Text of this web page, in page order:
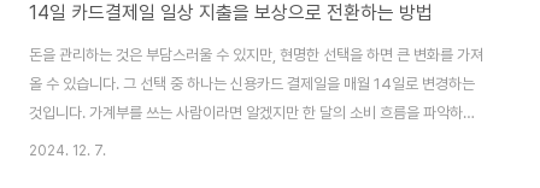
14일 카드결제일 일상 지출을 보상으로 전환하는 방법
돈을 관리하는 것은 부담스러울 수 있지만, 현명한 선택을 하면 큰 변화를 가져
올 수 있습니다. 그 선택 중 하나는 신용카드 결제일을 매월 14일로 변경하는
것입니다. 가계부를 쓰는 사람이라면 알겠지만 한 달의 소비 흐름을 파악하고,
매월 생활비예산을 얼마를 책정해야 되는지도 알 수 있기 때문입니다. 이 글에
2024. 12. 7.